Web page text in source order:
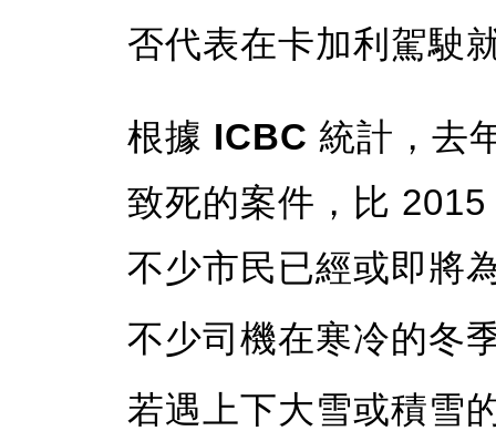
否代表在卡加利駕駛
根據 ICBC 統計，去
致死的案件，比
不少市民已經或即將
不少司機在寒冷的冬
若遇上下大雪或積雪